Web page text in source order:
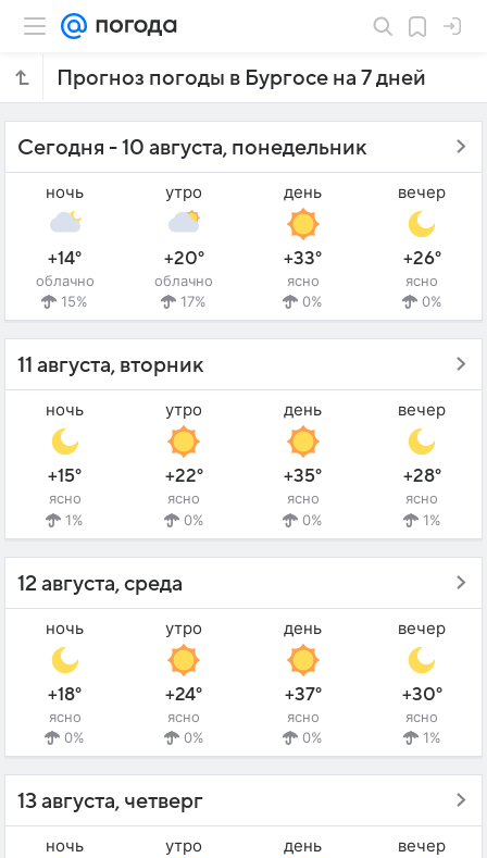
Прогноз погоды в Бургосе на 7 дней
Сегодня - 10 августа, понедельник
ночь
+14°
облачно
15%
утро
+20°
облачно
17%
день
+33°
ясно
0%
вечер
+26°
ясно
0%
11 августа, вторник
ночь
+15°
ясно
1%
утро
+22°
ясно
0%
день
+35°
ясно
0%
вечер
+28°
ясно
1%
12 августа, среда
ночь
+18°
ясно
0%
утро
+24°
ясно
0%
день
+37°
ясно
0%
вечер
+30°
ясно
1%
13 августа, четверг
ночь утро день вечер